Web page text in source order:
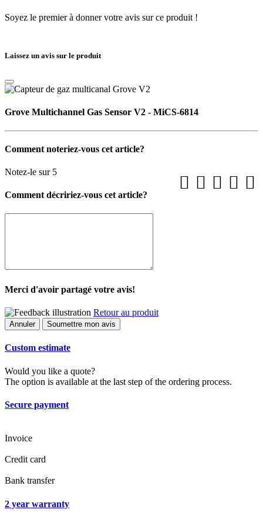
Soyez le premier à donner votre avis sur ce produit !
Laissez un avis sur le produit
Grove Multichannel Gas Sensor V2 - MiCS-6814
Comment noteriez-vous cet article?
Notez-le sur 5
Comment décririez-vous cet article?
Merci d'avoir partagé votre avis!
Retour au produit
Annuler Soumettre mon avis
Custom estimate
Would you like a quote?
The option is available at the last step of the ordering process.
Secure payment
Invoice
Credit card
Bank transfer
2 year warranty